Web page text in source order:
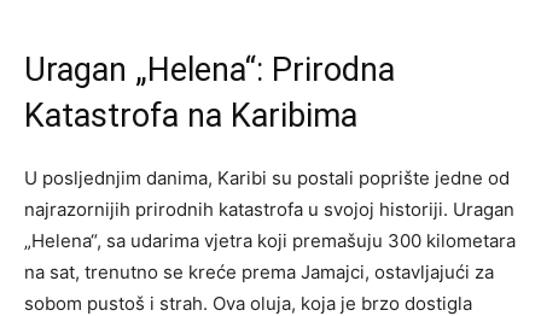
Uragan „Helena“: Prirodna
Katastrofa na Karibima
U posljednjim danima, Karibi su postali poprište jedne od
najrazornijih prirodnih katastrofa u svojoj historiji. Uragan
„Helena“, sa udarima vjetra koji premašuju 300 kilometara
na sat, trenutno se kreće prema Jamajci, ostavljajući za
sobom pustoš i strah. Ova oluja, koja je brzo dostigla